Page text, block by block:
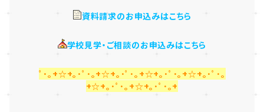
資料請求のお申込みはこちら
学校見学・ご相談のお申込みはこちら
ﾟ･｡+☆+｡･ﾟ･｡+☆+｡･ﾟ･｡+☆+｡･ﾟ･｡+☆+｡･ﾟ･｡
+☆+｡･ﾟ･｡+☆+｡･ﾟ･｡+